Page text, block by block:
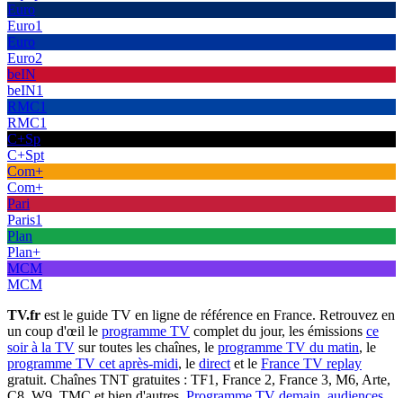
Euro
Euro1
Euro
Euro2
beIN
beIN1
RMC1
RMC1
C+Sp
C+Spt
Com+
Com+
Pari
Paris1
Plan
Plan+
MCM
MCM
TV.fr est le guide TV en ligne de référence en France. Retrouvez en
un coup d'œil le programme TV complet du jour, les émissions ce
soir à la TV sur toutes les chaînes, le programme TV du matin, le
programme TV cet après-midi, le direct et le France TV replay
gratuit. Chaînes TNT gratuites : TF1, France 2, France 3, M6, Arte,